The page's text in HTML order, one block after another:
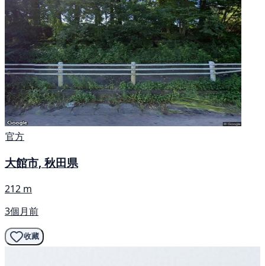
官方
大館市, 秋田県
212 m
3個月前
收藏